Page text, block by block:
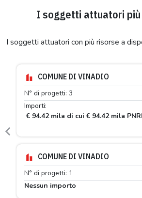
I soggetti attuatori
I soggetti attuatori con più risorse a
COMUNE DI VINADIO
N° di progetti: 3
Importi:
€ 94.42 mila di cui € 94.42 mila
COMUNE DI VINADIO
N° di progetti: 1
Nessun importo
Previous